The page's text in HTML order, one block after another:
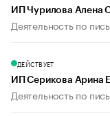
ИП Чурилова Алена
Деятельность по
ДЕЙСТВУЕТ
ИП Серикова Арина
Деятельность по